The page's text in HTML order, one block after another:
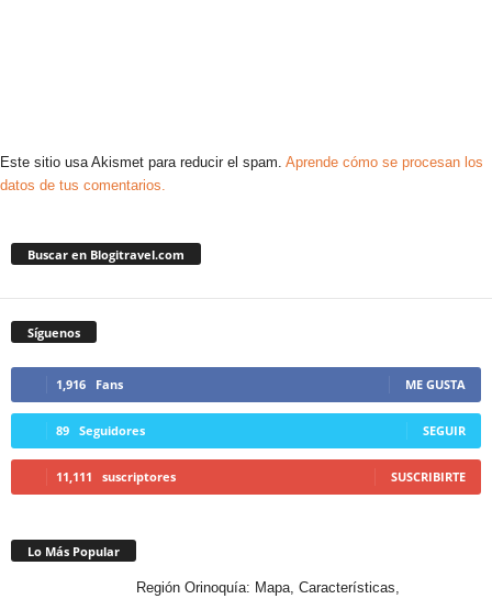
Este sitio usa Akismet para reducir el spam. Aprende cómo se procesan los
datos de tus comentarios.
Buscar en Blogitravel.com
Síguenos
1,916 Fans ME GUSTA
89 Seguidores SEGUIR
11,111 suscriptores SUSCRIBIRTE
Lo Más Popular
Región Orinoquía: Mapa, Características,